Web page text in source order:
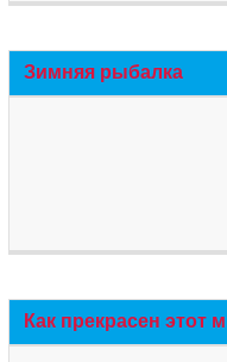
Зимняя рыбалка
Как прекрасен этот